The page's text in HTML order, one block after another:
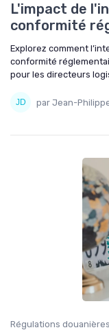
L'impact de
conformité
Explorez comment
conformité
pour les directeurs
par Jean-
Régulations douanières